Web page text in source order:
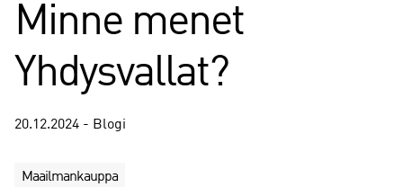
Minne menet
Yhdysvallat?
20.12.2024 - Blogi
Maailmankauppa